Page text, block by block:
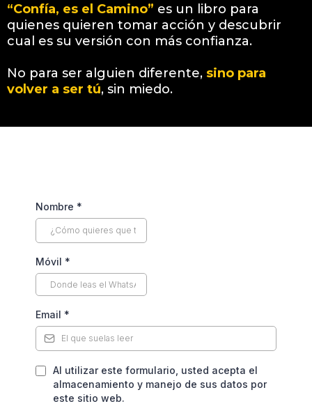
“Confía, es el Camino” es un libro para
quienes quieren tomar acción y descubrir
cual es su versión con más confianza.
No para ser alguien diferente, sino para
volver a ser tú, sin miedo.
Nombre *
Móvil *
Email *
Al utilizar este formulario, usted acepta el
almacenamiento y manejo de sus datos por
este sitio web.